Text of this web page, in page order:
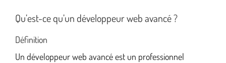
Qu’est-ce qu’un développeur web avancé ?
Définition
Un développeur web avancé est un professionnel